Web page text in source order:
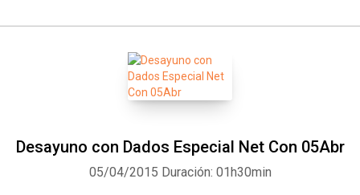
Desayuno con Dados Especial Net Con 05Abr
05/04/2015 Duración: 01h30min